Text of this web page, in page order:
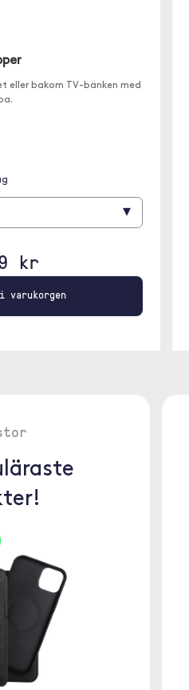
eller bakom TV-bänken med
▾
kr
varukorgen